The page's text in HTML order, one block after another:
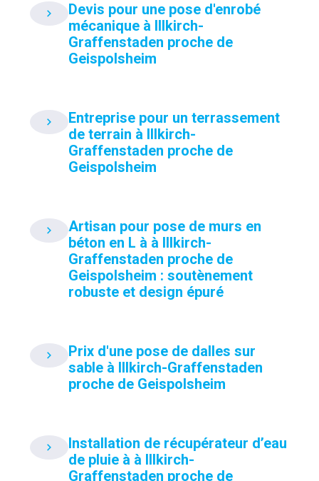
Devis pour une pose d'enrobé
mécanique à Illkirch-
Graffenstaden proche de
Geispolsheim
Entreprise pour un terrassement
de terrain à Illkirch-
Graffenstaden proche de
Geispolsheim
Artisan pour pose de murs en
béton en L à à Illkirch-
Graffenstaden proche de
Geispolsheim : soutènement
robuste et design épuré
Prix d'une pose de dalles sur
sable à Illkirch-Graffenstaden
proche de Geispolsheim
Installation de récupérateur d’eau
de pluie à à Illkirch-
Graffenstaden proche de